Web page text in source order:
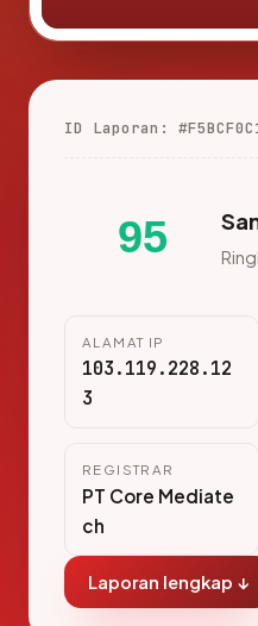
ID Laporan:
95
ALAMAT IP
103.119.228.12
3
REGISTRAR
PT Core Mediate
ch
Laporan lengkap ↓